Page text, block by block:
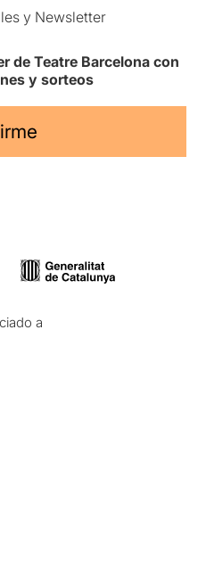
y Newsletter
de Teatre Barcelona con
y sorteos
a